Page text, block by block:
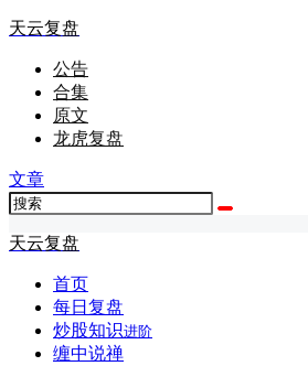
天云复盘
公告
合集
原文
龙虎复盘
文章
天云复盘
首页
每日复盘
炒股知识进阶
缠中说禅